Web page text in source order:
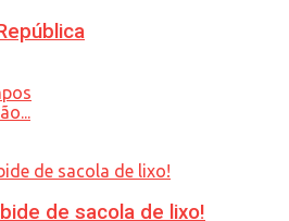
de sacola de lixo!